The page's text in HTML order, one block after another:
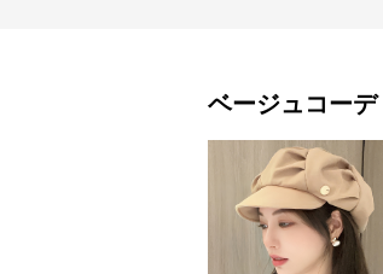
ベージュコーデ